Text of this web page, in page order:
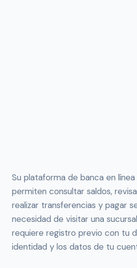
Su plataforma de banca en
permiten consultar saldos,
realizar transferencias y pagar
necesidad de visitar una
requiere registro previo con tu
identidad y los datos de tu